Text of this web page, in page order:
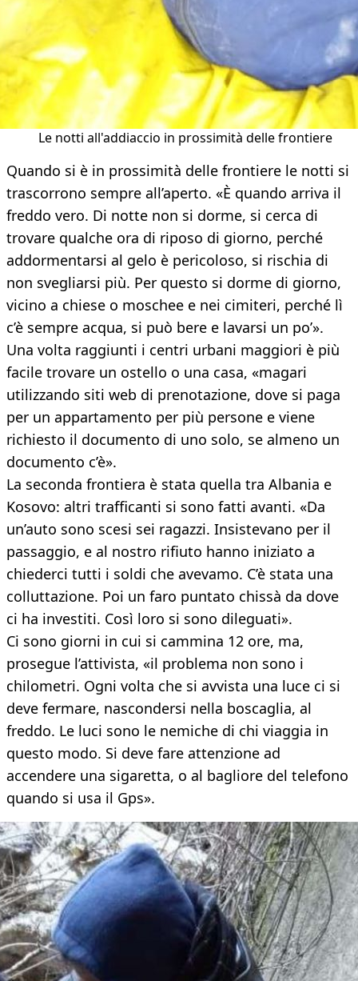
Le notti all'addiaccio in prossimità delle frontiere
Quando si è in prossimità delle frontiere le notti si
trascorrono sempre all’aperto. «È quando arriva il
freddo vero. Di notte non si dorme, si cerca di
trovare qualche ora di riposo di giorno, perché
addormentarsi al gelo è pericoloso, si rischia di
non svegliarsi più. Per questo si dorme di giorno,
vicino a chiese o moschee e nei cimiteri, perché lì
c’è sempre acqua, si può bere e lavarsi un po’».
Una volta raggiunti i centri urbani maggiori è più
facile trovare un ostello o una casa, «magari
utilizzando siti web di prenotazione, dove si paga
per un appartamento per più persone e viene
richiesto il documento di uno solo, se almeno un
documento c’è».
La seconda frontiera è stata quella tra Albania e
Kosovo: altri trafficanti si sono fatti avanti. «Da
un’auto sono scesi sei ragazzi. Insistevano per il
passaggio, e al nostro rifiuto hanno iniziato a
chiederci tutti i soldi che avevamo. C’è stata una
colluttazione. Poi un faro puntato chissà da dove
ci ha investiti. Così loro si sono dileguati».
Ci sono giorni in cui si cammina 12 ore, ma,
prosegue l’attivista, «il problema non sono i
chilometri. Ogni volta che si avvista una luce ci si
deve fermare, nascondersi nella boscaglia, al
freddo. Le luci sono le nemiche di chi viaggia in
questo modo. Si deve fare attenzione ad
accendere una sigaretta, o al bagliore del telefono
quando si usa il Gps».